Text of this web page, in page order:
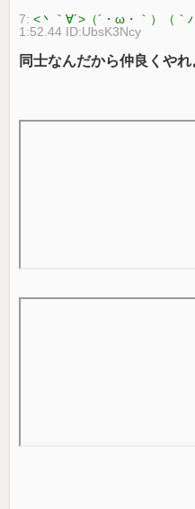
7:<丶｀∀´>（´・ω・｀）（
1:52.44 ID:UbsK3Ncy
同士なんだから仲良くや